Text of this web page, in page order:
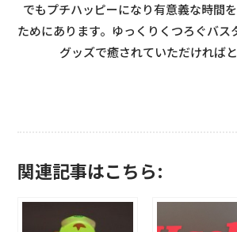
でもプチハッピーになり有意義な時間
ためにあります。ゆっくりくつろぐバス
グッズで癒されていただければと
関連記事はこちら: